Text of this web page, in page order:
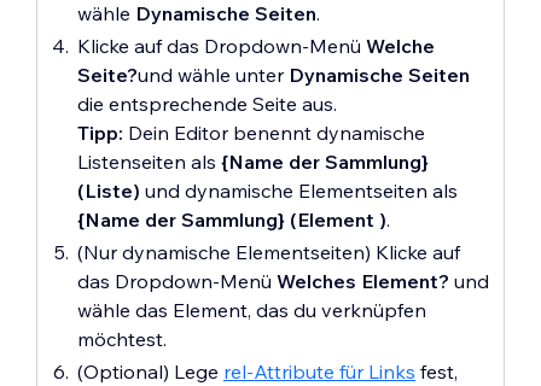
wähle Dynamische Seiten.
Klicke auf das Dropdown-Menü Welche
Seite?und wähle unter Dynamische Seiten
die entsprechende Seite aus.
Tipp: Dein Editor benennt dynamische
Listenseiten als {Name der Sammlung}
(Liste) und dynamische Elementseiten als
{Name der Sammlung} (Element ).
(Nur dynamische Elementseiten) Klicke auf
das Dropdown-Menü Welches Element? und
wähle das Element, das du verknüpfen
möchtest.
(Optional) Lege rel-Attribute für Links fest,